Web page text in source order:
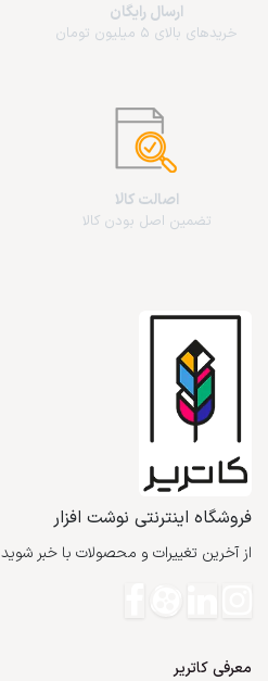
ارسال رایگان
خریدهای بالای 5 میلیون تومان
اصالت کالا
تضمین اصل بودن کالا
فروشگاه اینترنتی نوشت افزار
از آخرین تغییرات و محصولات با خبر شوید
معرفی کاتریر